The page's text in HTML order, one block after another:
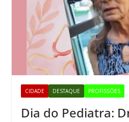
CIDADE DESTAQUE PROFISSÕES
Dia do Pediatra: